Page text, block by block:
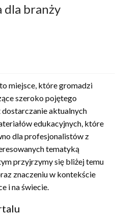
dla branży
miejsce, które gromadzi
szeroko pojętego
dostarczanie aktualnych
edukacyjnych, które
dla profesjonalistów z
tematyką
przyjrzymy się bliżej temu
znaczeniu w kontekście
i na świecie.